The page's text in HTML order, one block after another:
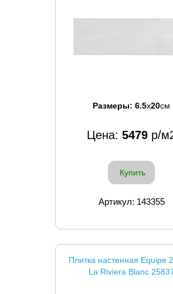
Размеры: 6.5x20см
Цена: 5479 р/
Купить
Артикул: 143355
Плитка настенная Equipe
La Riviera Blanc